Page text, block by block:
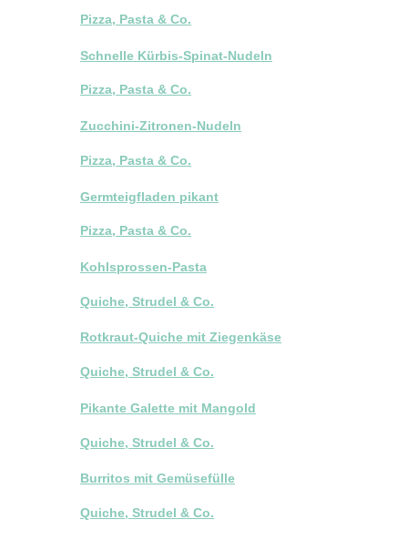
Pizza, Pasta & Co.
Schnelle Kürbis-Spinat-Nudeln
Pizza, Pasta & Co.
Zucchini-Zitronen-Nudeln
Pizza, Pasta & Co.
Germteigfladen pikant
Pizza, Pasta & Co.
Kohlsprossen-Pasta
Quiche, Strudel & Co.
Rotkraut-Quiche mit Ziegenkäse
Quiche, Strudel & Co.
Pikante Galette mit Mangold
Quiche, Strudel & Co.
Burritos mit Gemüsefülle
Quiche, Strudel & Co.